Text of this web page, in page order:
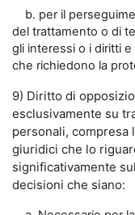
b. per il
del trattamento o di
gli interessi o i diritti
che richiedono la
9) Diritto di
esclusivamente su
personali, compresa
giuridici che lo
significativamente
decisioni che siano: